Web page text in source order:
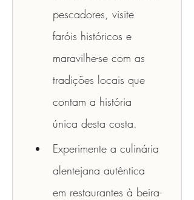
pescadores, visite
faróis históricos e
maravilhe-se com as
tradições locais que
contam a história
única desta costa.
Experimente a culinária
alentejana autêntica
em restaurantes à beira-